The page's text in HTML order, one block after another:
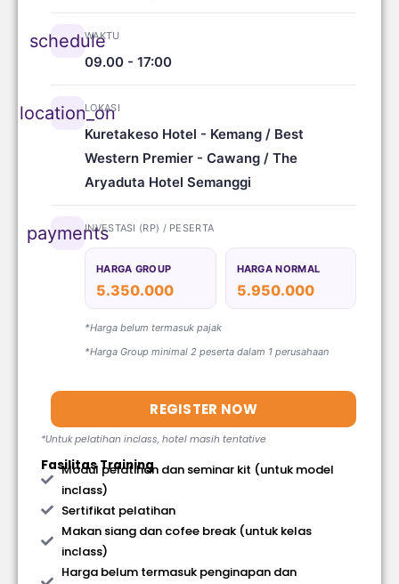
schedule
WAKTU
09.00 - 17:00
location_on
LOKASI
Kuretakeso Hotel - Kemang / Best
Western Premier - Cawang / The
Aryaduta Hotel Semanggi
paymentsINVESTASI (RP) / PESERTA
HARGA GROUP
5.350.000
HARGA NORMAL
5.950.000
*Harga belum termasuk pajak
*Harga Group minimal 2 peserta dalam 1 perusahaan
REGISTER NOW
*Untuk pelatihan inclass, hotel masih tentative
Fasilitas Training
Modul pelatihan dan seminar kit (untuk model
inclass)
Sertifikat pelatihan
Makan siang dan cofee break (untuk kelas
inclass)
Harga belum termasuk penginapan dan